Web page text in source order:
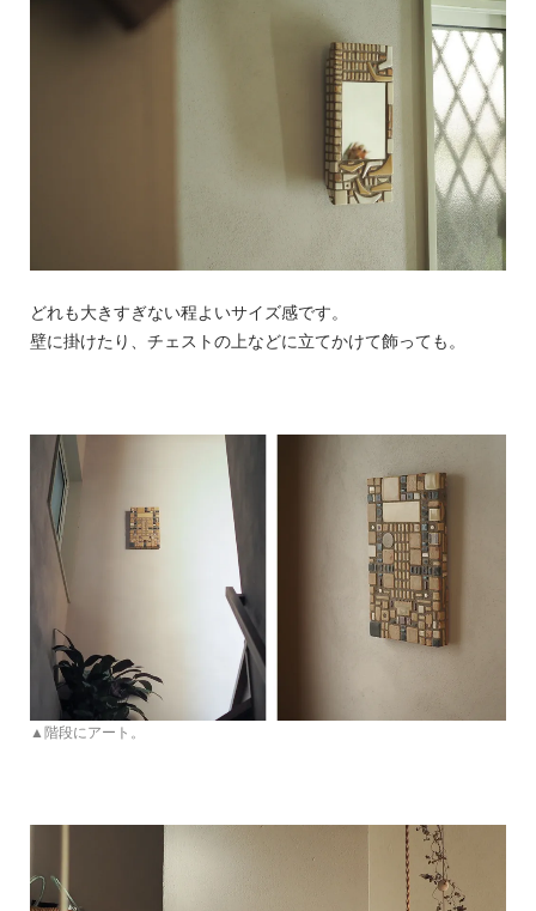
どれも大きすぎない程よいサイズ感です。
壁に掛けたり、チェストの上などに立てかけて飾っても。
▲階段にアート。